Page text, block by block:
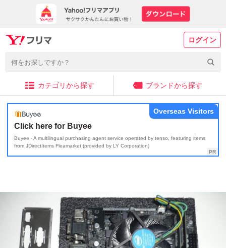
ログイン
カテゴリから探す ブランドから探す
Click here for Buyee
Buyee - A multilingual purchasing agent service operated by tenso, featuring items
from JDirectItems Fleamarket (provided by LY Corporation)
Overseas Visitors